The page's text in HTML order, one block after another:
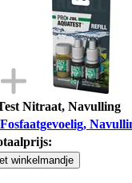
Nitraat, Navulling
winkelmandje